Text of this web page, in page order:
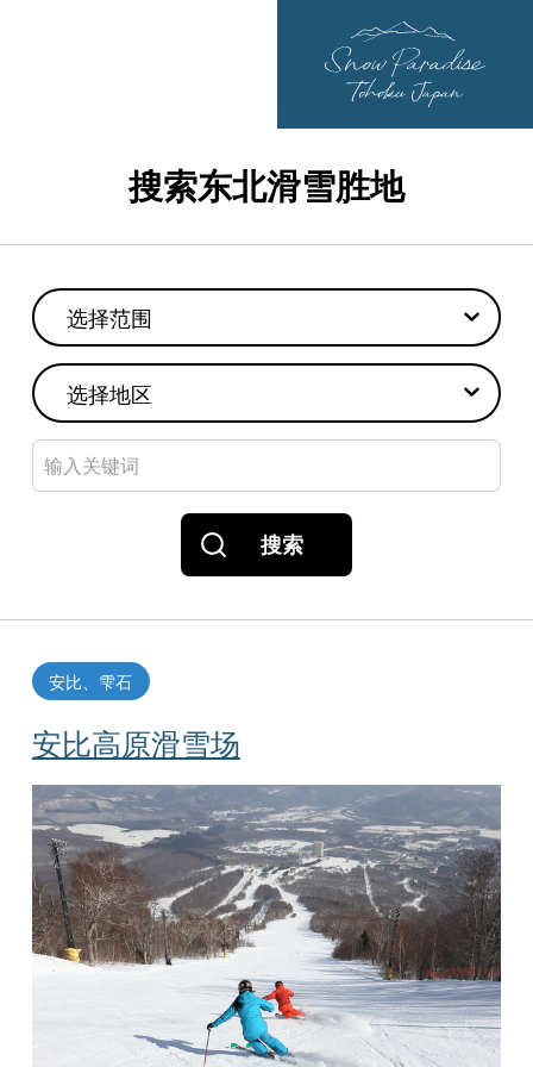
搜索东北滑雪胜地
选择范围
选择地区
搜索
安比高原滑雪场
安比、雫石